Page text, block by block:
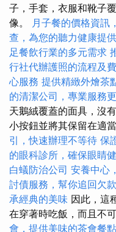
子，手套，衣服和靴子
像。 月子餐的價格資訊
查，為您的聽力健康提
足餐飲行業的多元需求
行社代辦護照的流程及
心服務 提供精緻外燴茶
的清潔公司，專業服務
天鵝絨覆蓋的面具，沒
小按鈕並將其保留在適
引，快速辦理不等待 保
的眼科診所，確保眼睛
白蟻防治公司 安養中心
討債服務，幫你追回欠款
承經典的美味 因此，這
在穿著時吃飯，而且不
會，提供美味的茶會餐點